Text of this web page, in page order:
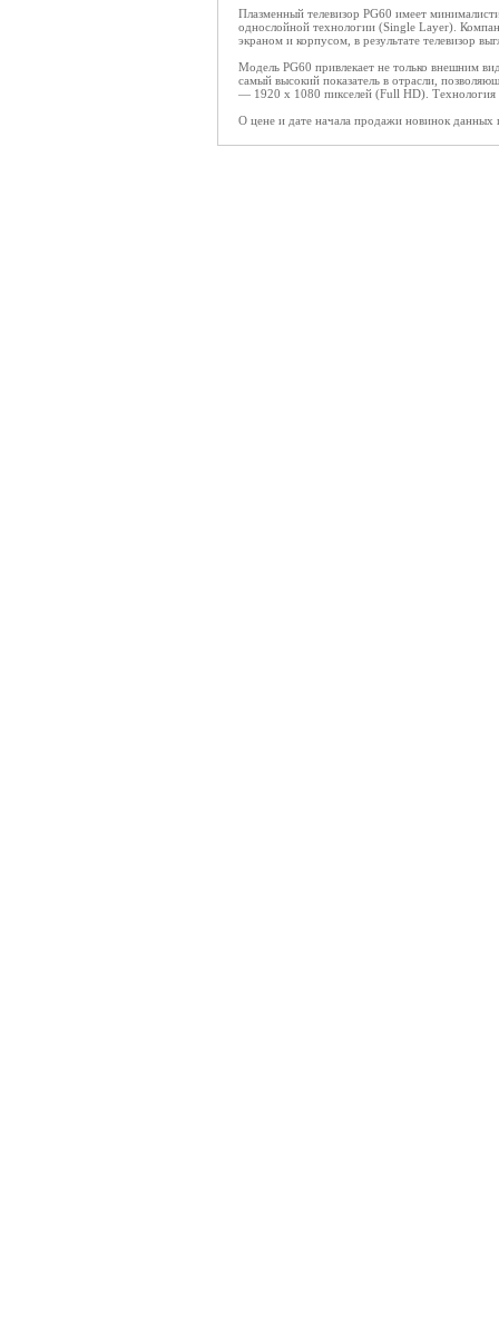
Плазменный телевизор PG60 имеет
однослойной технологии (Single Layer).
экраном и корпусом, в результате телевизор
Модель PG60 привлекает не только внешним
самый высокий показатель в отрасли,
— 1920 x 1080 пикселей (Full HD). Технология
О цене и дате начала продажи новинок данных